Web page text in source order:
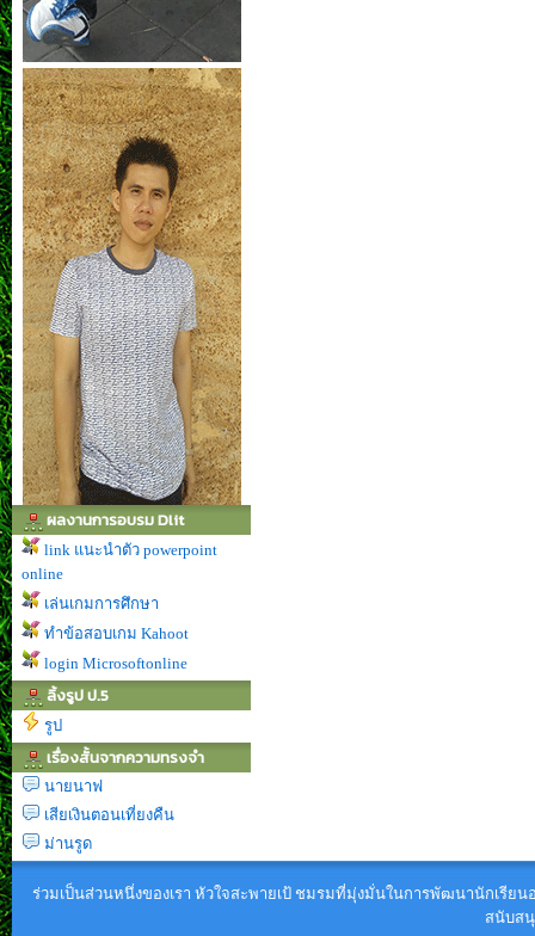
ผลงานการอบรม Dlit
link แนะนำตัว powerpoint
online
เล่นเกมการศึกษา
ทำข้อสอบเกม Kahoot
login Microsoftonline
ลิ้งรูป ป.5
รูป
เรื่องสั้นจากความทรงจำ
นายนาฟ
เสียเงินตอนเที่ยงคืน
ม่านรูด
ร่วมเป็นส่วนหนึ่งของเรา หัวใจสะพายเป้ ชมรมที่มุ่งมั่นในการพัฒนานักเรี
สนับส